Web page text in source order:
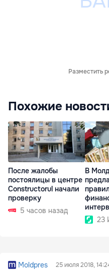
Разместить
Похожие
После жалобы
постоялицы в центре
Constructorul начали
проверку
5 часов назад
В
23
Moldpres 25 июля 2018,